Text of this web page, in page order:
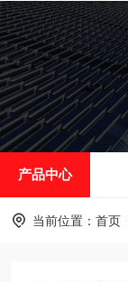
产品中心
当前位置： 首页